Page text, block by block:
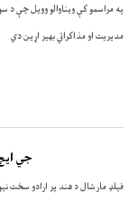
په مراسمو کې ویناوالو وویل چې د
مدیریت او مذاکراتي بهیر اړین دي
جي
فیلډ مارشال د هند پر ارادو سخت